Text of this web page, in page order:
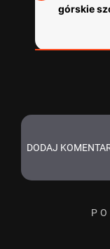
górskie
DODAJ